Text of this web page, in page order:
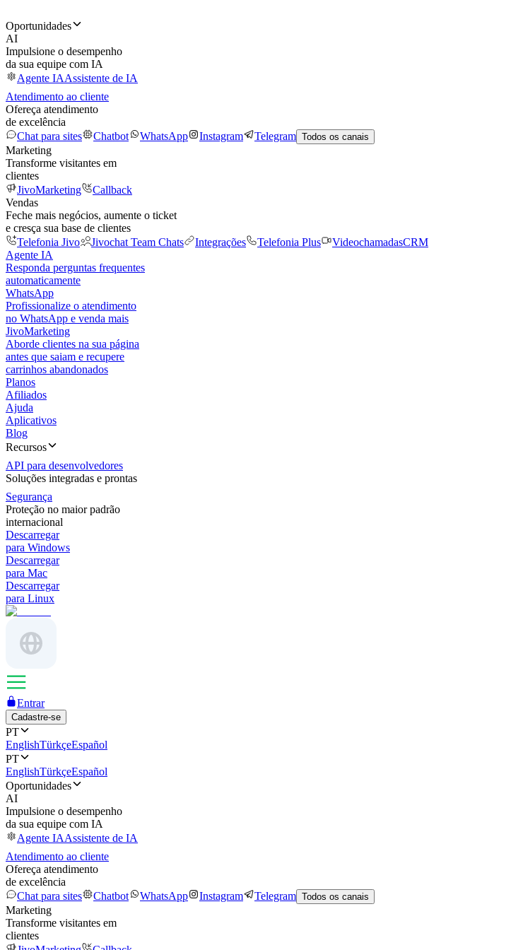
Oportunidades
AI
Impulsione o desempenho
da sua equipe com IA
Agente IAAssistente de IA
Atendimento ao cliente
Ofereça atendimento
de excelência
Chat para sites
Chatbot WhatsApp Instagram Telegram Todos os canais
Marketing
Transforme visitantes em
clientes
JivoMarketing
Callback
Vendas
Feche mais negócios, aumente o ticket
e cresça sua base de clientes
Telefonia Jivo
Jivochat Team Chats Integrações Telefonia Plus VideochamadasCRM
Agente IA
Responda perguntas frequentes
automaticamente
WhatsApp
Profissionalize o atendimento
no WhatsApp e venda mais
JivoMarketing
Aborde clientes na sua página
antes que saiam e recupere
carrinhos abandonados
Planos
Afiliados
Ajuda
Aplicativos
Blog
Recursos
API para desenvolvedores
Soluções integradas e prontas
Segurança
Proteção no maior padrão
internacional
Descarregar
para Windows
Descarregar
para Mac
Descarregar
para Linux
Entrar
Cadastre-se
PT
EnglishTürkçeEspañol
PT
EnglishTürkçeEspañol
Oportunidades
AI
Impulsione o desempenho
da sua equipe com IA
Agente IAAssistente de IA
Atendimento ao cliente
Ofereça atendimento
de excelência
Chat para sites
Chatbot WhatsApp Instagram Telegram Todos os canais
Marketing
Transforme visitantes em
clientes